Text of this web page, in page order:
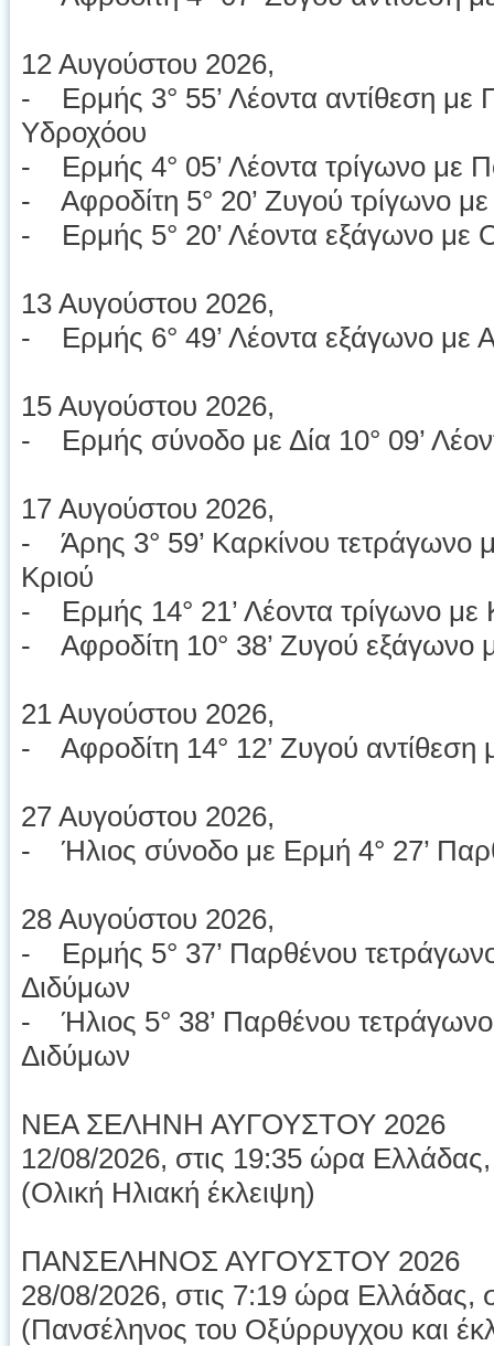
12 Αυγούστου 2026,
- Ερμής 3° 55’ Λέοντα αντίθεση με
Υδροχόου
- Ερμής 4° 05’ Λέοντα τρίγωνο με
- Αφροδίτη 5° 20’ Ζυγού τρίγωνο
- Ερμής 5° 20’ Λέοντα εξάγωνο με
13 Αυγούστου 2026,
- Ερμής 6° 49’ Λέοντα εξάγωνο με
15 Αυγούστου 2026,
- Ερμής σύνοδο με Δία 10° 09’
17 Αυγούστου 2026,
- Άρης 3° 59’ Καρκίνου τετράγωνο
Κριού
- Ερμής 14° 21’ Λέοντα τρίγωνο με
- Αφροδίτη 10° 38’ Ζυγού εξάγωνο
21 Αυγούστου 2026,
- Αφροδίτη 14° 12’ Ζυγού αντίθεση
27 Αυγούστου 2026,
- Ήλιος σύνοδο με Ερμή 4° 27’
28 Αυγούστου 2026,
- Ερμής 5° 37’ Παρθένου
Διδύμων
- Ήλιος 5° 38’ Παρθένου
Διδύμων
ΝΕΑ ΣΕΛΗΝΗ ΑΥΓΟΥΣΤΟΥ 2026
12/08/2026, στις 19:35 ώρα Ελλάδας,
(Ολική Ηλιακή έκλειψη)
ΠΑΝΣΕΛΗΝΟΣ ΑΥΓΟΥΣΤΟΥ 2026
28/08/2026, στις 7:19 ώρα Ελλάδας,
(Πανσέληνος του Οξύρρυγχου και